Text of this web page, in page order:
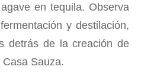
en tequila. Observa
y destilación,
detrás de la creación de
Casa Sauza.